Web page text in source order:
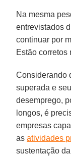
Na mesma
entrevistados
continuar por
Estão corretos
Considerando
superada e
desemprego,
longos, é
empresas
asatividades
sustentação